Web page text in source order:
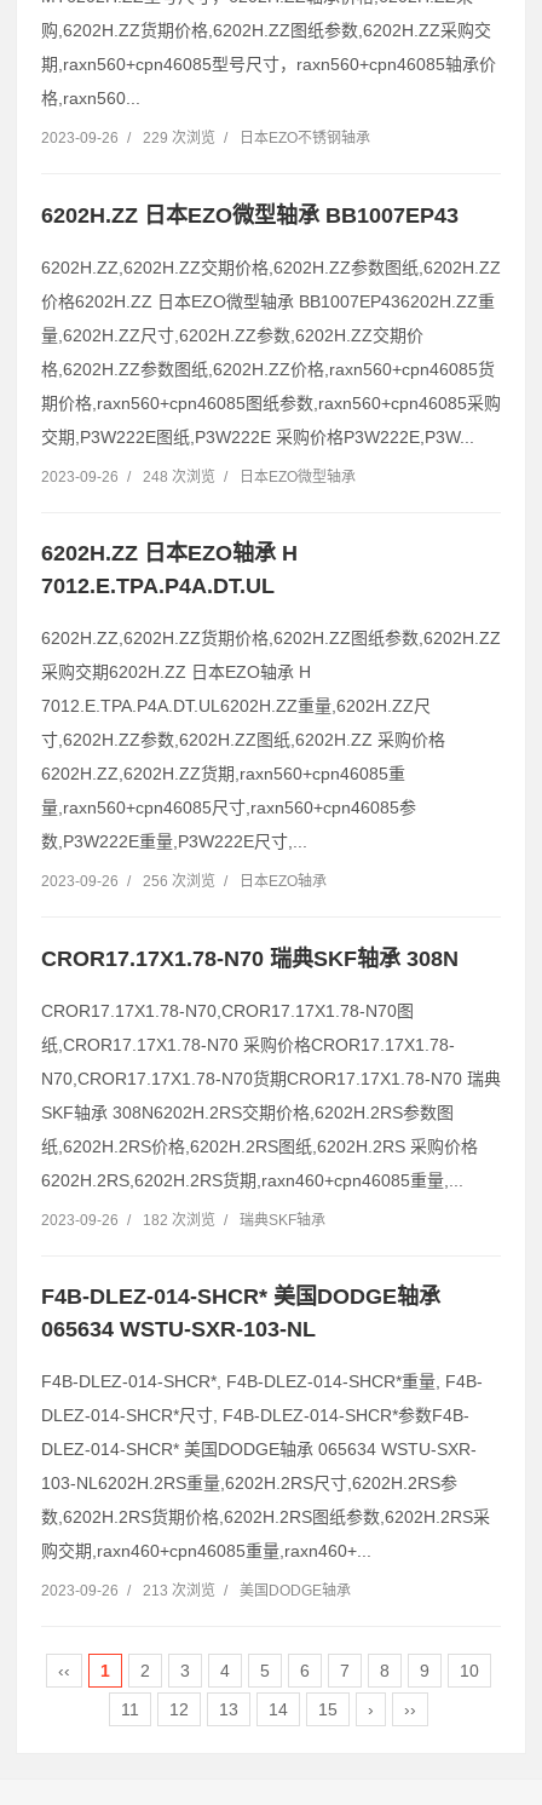
购,6202H.ZZ货期价格,6202H.ZZ图纸参数,6202H.ZZ采购交
期,raxn560+cpn46085型号尺寸，raxn560+cpn46085轴承价
格,raxn560...
2023-09-26 / 229 次浏览 / 日本EZO不锈钢轴承
6202H.ZZ 日本EZO微型轴承 BB1007EP43
6202H.ZZ,6202H.ZZ交期价格,6202H.ZZ参数图纸,6202H.ZZ
价格6202H.ZZ 日本EZO微型轴承 BB1007EP436202H.ZZ重
量,6202H.ZZ尺寸,6202H.ZZ参数,6202H.ZZ交期价
格,6202H.ZZ参数图纸,6202H.ZZ价格,raxn560+cpn46085货
期价格,raxn560+cpn46085图纸参数,raxn560+cpn46085采购
交期,P3W222E图纸,P3W222E 采购价格P3W222E,P3W...
2023-09-26 / 248 次浏览 / 日本EZO微型轴承
6202H.ZZ 日本EZO轴承 H
7012.E.TPA.P4A.DT.UL
6202H.ZZ,6202H.ZZ货期价格,6202H.ZZ图纸参数,6202H.ZZ
采购交期6202H.ZZ 日本EZO轴承 H
7012.E.TPA.P4A.DT.UL6202H.ZZ重量,6202H.ZZ尺
寸,6202H.ZZ参数,6202H.ZZ图纸,6202H.ZZ 采购价格
6202H.ZZ,6202H.ZZ货期,raxn560+cpn46085重
量,raxn560+cpn46085尺寸,raxn560+cpn46085参
数,P3W222E重量,P3W222E尺寸,...
2023-09-26 / 256 次浏览 / 日本EZO轴承
CROR17.17X1.78-N70 瑞典SKF轴承 308N
CROR17.17X1.78-N70,CROR17.17X1.78-N70图
纸,CROR17.17X1.78-N70 采购价格CROR17.17X1.78-
N70,CROR17.17X1.78-N70货期CROR17.17X1.78-N70 瑞典
SKF轴承 308N6202H.2RS交期价格,6202H.2RS参数图
纸,6202H.2RS价格,6202H.2RS图纸,6202H.2RS 采购价格
6202H.2RS,6202H.2RS货期,raxn460+cpn46085重量,...
2023-09-26 / 182 次浏览 / 瑞典SKF轴承
F4B-DLEZ-014-SHCR* 美国DODGE轴承
065634 WSTU-SXR-103-NL
F4B-DLEZ-014-SHCR*, F4B-DLEZ-014-SHCR*重量, F4B-
DLEZ-014-SHCR*尺寸, F4B-DLEZ-014-SHCR*参数F4B-
DLEZ-014-SHCR* 美国DODGE轴承 065634 WSTU-SXR-
103-NL6202H.2RS重量,6202H.2RS尺寸,6202H.2RS参
数,6202H.2RS货期价格,6202H.2RS图纸参数,6202H.2RS采
购交期,raxn460+cpn46085重量,raxn460+...
2023-09-26 / 213 次浏览 / 美国DODGE轴承
‹‹ 1 2 3 4 5 6 7 8 9
10
11
12 13 14 15 › ››